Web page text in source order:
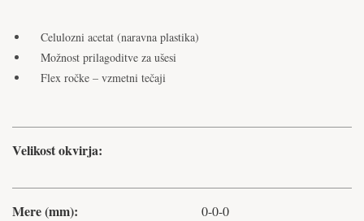
Celulozni acetat (naravna plastika)
Možnost prilagoditve za ušesi
Flex ročke – vzmetni tečaji
Velikost okvirja:
Mere (mm): 0-0-0